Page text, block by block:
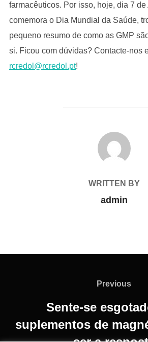
farmacêuticos. Por isso, hoje, dia 7
comemora o Dia Mundial da Saúde,
pequeno resumo de como as GMP
si. Ficou com dúvidas? Contacte-nos
rcredol@rcredol.pt!
POST AUTHOR
WRITTEN BY
admin
Previous
Sente-se
suplementos de